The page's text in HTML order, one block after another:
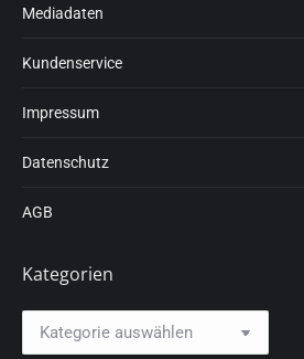
Mediadaten
Kundenservice
Impressum
Datenschutz
AGB
Kategorien
Kategorien